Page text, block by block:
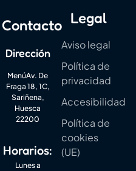
Contacto
Dirección
MenúAv. De
Fraga 18, 1C,
Sariñena,
Huesca
22200
Horarios:
Lunes a
Legal
Aviso legal
Política de
privacidad
Accesibilidad
Política de
cookies
(UE)